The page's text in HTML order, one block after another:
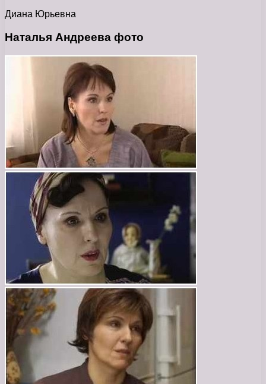
Диана Юрьевна
Наталья Андреева фото